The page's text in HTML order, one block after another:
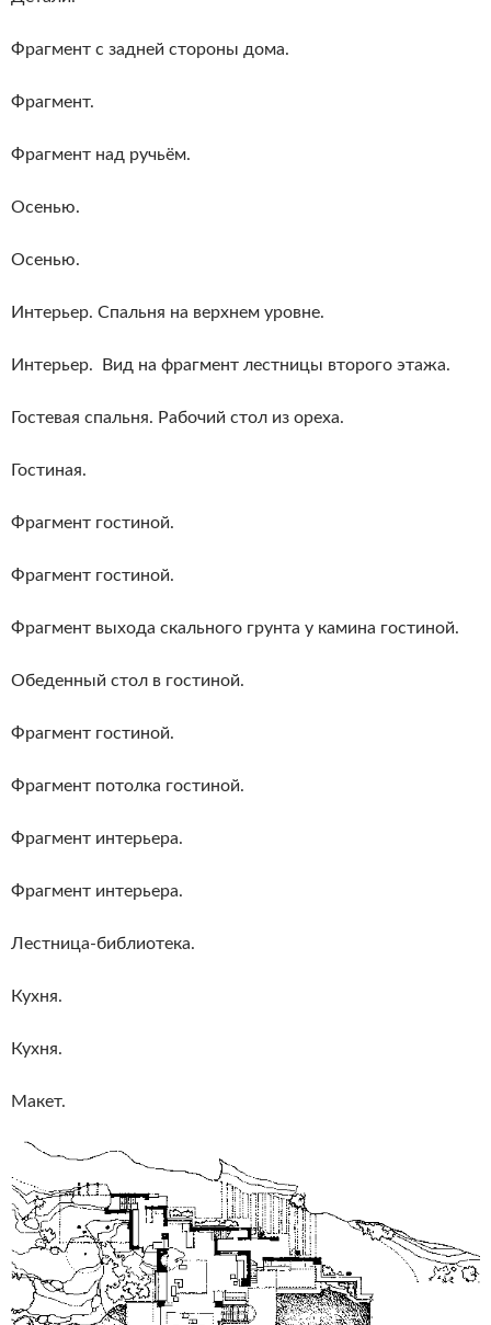
Фрагмент с задней стороны дома.
Фрагмент.
Фрагмент над ручьём.
Осенью.
Осенью.
Интерьер. Спальня на верхнем уровне.
Интерьер. Вид на фрагмент лестницы второго этажа.
Гостевая спальня. Рабочий стол из ореха.
Гостиная.
Фрагмент гостиной.
Фрагмент гостиной.
Фрагмент выхода скального грунта у камина гостиной.
Обеденный стол в гостиной.
Фрагмент гостиной.
Фрагмент потолка гостиной.
Фрагмент интерьера.
Фрагмент интерьера.
Лестница-библиотека.
Кухня.
Кухня.
Макет.